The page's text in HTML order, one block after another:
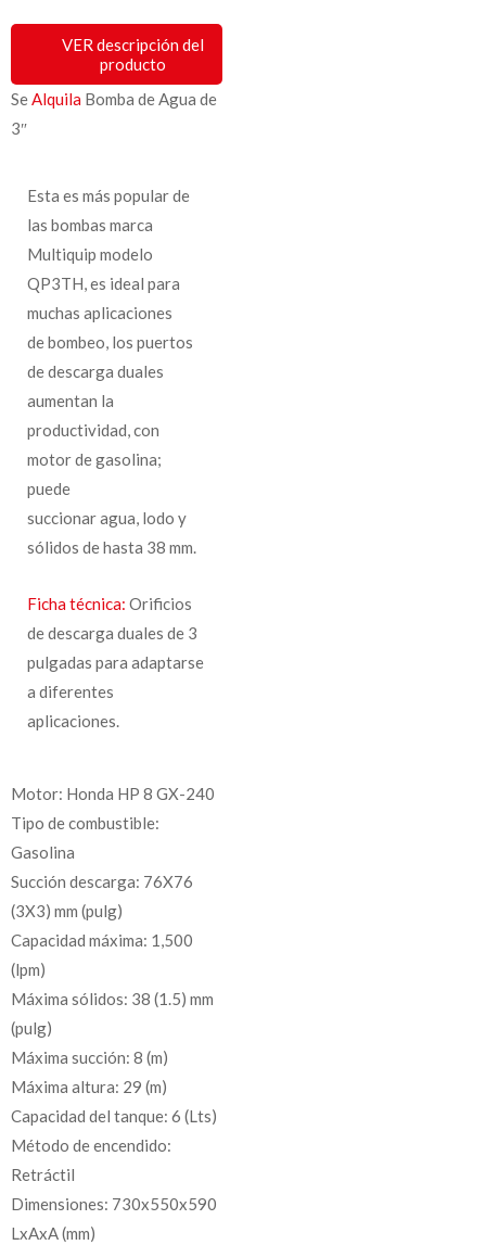
VER descripción del
producto
SeAlquila Bomba de Agua de
3″
Esta es más popular de
las bombas marca
Multiquip modelo
QP3TH, es ideal para
muchas aplicaciones
de bombeo, los puertos
de descarga duales
aumentan la
productividad, con
motor de gasolina;
puede
succionar agua, lodo y
sólidos de hasta 38 mm.
Ficha técnica: Orificios
de descarga duales de 3
pulgadas para adaptarse
a diferentes
aplicaciones.
Motor: Honda HP 8 GX-240
Tipo de combustible:
Gasolina
Succión descarga: 76X76
(3X3) mm (pulg)
Capacidad máxima: 1,500
(lpm)
Máxima sólidos: 38 (1.5) mm
(pulg)
Máxima succión: 8 (m)
Máxima altura: 29 (m)
Capacidad del tanque: 6 (Lts)
Método de encendido:
Retráctil
Dimensiones: 730x550x590
LxAxA (mm)